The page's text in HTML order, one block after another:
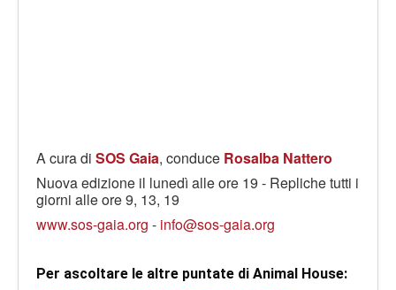
A cura di SOS Gaia, conduce Rosalba Nattero
Nuova edizione il lunedì alle ore 19 - Repliche tutti i
giorni alle ore 9, 13, 19
www.sos-gaia.org - info@sos-gaia.org
Per ascoltare le altre puntate di Animal House: